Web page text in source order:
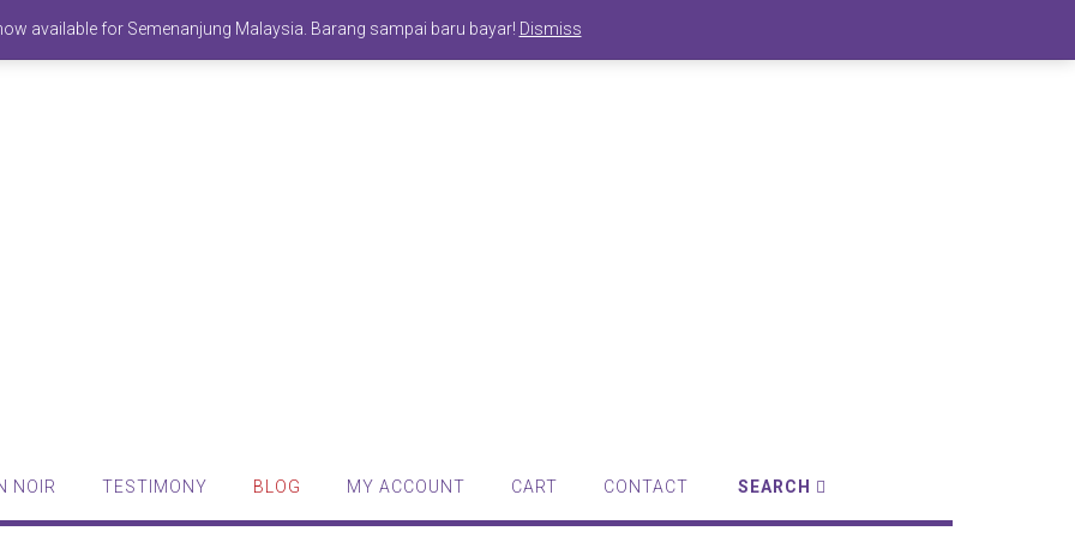
available for Semenanjung Malaysia. Barang sampai baru bayar! DismissSIGN IN | REGISTER
NOIR TESTIMONY BLOG MY ACCOUNT CART CONTACT SEARCH